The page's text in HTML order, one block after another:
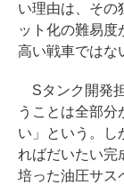
い理由は、その
ット化の難易度
高い戦車ではな
Sタンク開発
うことは全部分
い」という。し
ればだいたい完
培った油圧サス